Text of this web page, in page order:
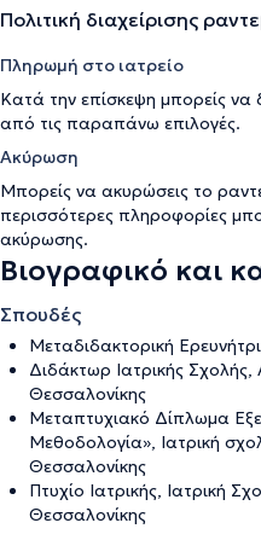
Πολιτική διαχείρισης
Πληρωμή στο ιατρείο
Κατά την επίσκεψη μπορείς να
από τις παραπάνω επιλογές.
Ακύρωση
Μπορείς να ακυρώσεις το
περισσότερες πληροφορίες
ακύρωσης.
Βιογραφικό και
Σπουδές
Μεταδιδακτορική
Διδάκτωρ Ιατρικής Σχολής,
Θεσσαλονίκης
Μεταπτυχιακό Δίπλωμα
Μεθοδολογία», Ιατρική
Θεσσαλονίκης
Πτυχίο Ιατρικής, Ιατρική
Θεσσαλονίκης